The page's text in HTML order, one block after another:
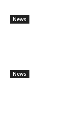
News
News